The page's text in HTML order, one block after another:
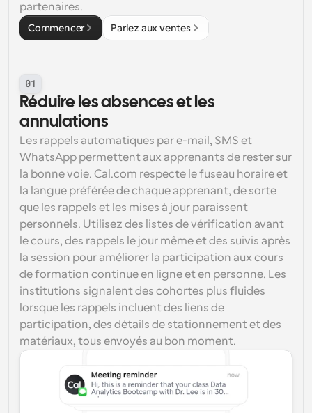
partenaires.
Commencer Parlez aux ventes
01
Réduire les absences et les
annulations
Les rappels automatiques par e-mail, SMS et
WhatsApp permettent aux apprenants de rester sur
la bonne voie. Cal.com respecte le fuseau horaire et
la langue préférée de chaque apprenant, de sorte
que les rappels et les mises à jour paraissent
personnels. Utilisez des listes de vérification avant
le cours, des rappels le jour même et des suivis après
la session pour améliorer la participation aux cours
de formation continue en ligne et en personne. Les
institutions signalent des cohortes plus fluides
lorsque les rappels incluent des liens de
participation, des détails de stationnement et des
matériaux, tous envoyés au bon moment.